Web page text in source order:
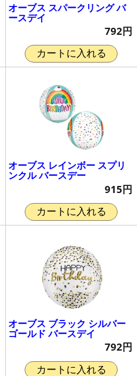
オーブス スパークリング バ
ースデイ
792円
カートに入れる
オーブス レインボー スプリ
ンクル バースデー
915円
カートに入れる
オーブス ブラック シルバー
ゴールド バースデイ
792円
カートに入れる